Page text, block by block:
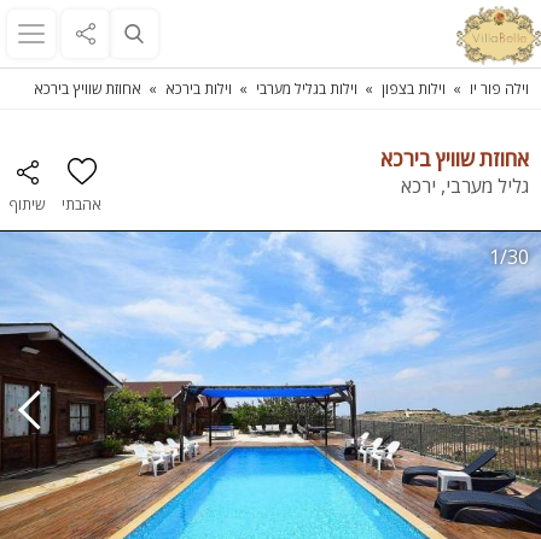
וילה פור יו וילות בצפון וילות בגליל מערבי וילות בירכא אחוזת שוויץ בירכא
אחוזת שוויץ בירכא
גליל מערבי, ירכא
אהבתי שיתוף
1/30